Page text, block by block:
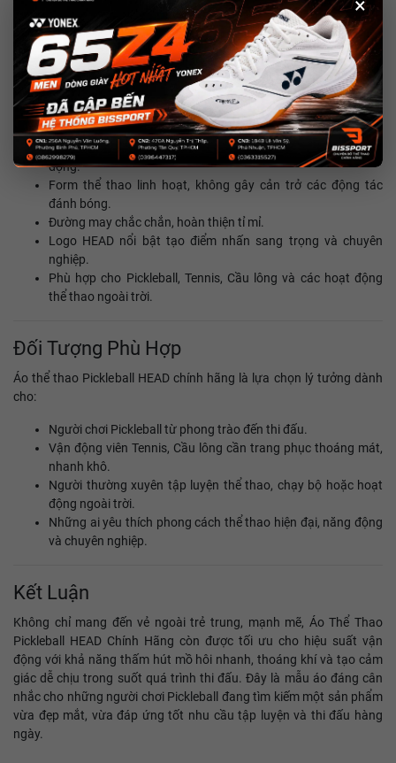
×
hai bên thân giúp tăng cường lưu thông không khí, hạn chế cảm
giác bí nóng khi thi đấu dưới thời tiết nóng bức.
Tính Năng Nổi Bật
Chất liệu polyester cao cấp nhẹ và bền.
Công nghệ MXM hỗ trợ thấm hút mồ hôi, nhanh khô.
Thiết kế thoáng khí giúp duy trì cảm giác dễ chịu khi vận
động.
Form thể thao linh hoạt, không gây cản trở các động tác
đánh bóng.
Đường may chắc chắn, hoàn thiện tỉ mỉ.
Logo HEAD nổi bật tạo điểm nhấn sang trọng và chuyên
nghiệp.
Phù hợp cho Pickleball, Tennis, Cầu lông và các hoạt động
thể thao ngoài trời.
Đối Tượng Phù Hợp
Áo thể thao Pickleball HEAD chính hãng là lựa chọn lý tưởng dành
cho:
Người chơi Pickleball từ phong trào đến thi đấu.
Vận động viên Tennis, Cầu lông cần trang phục thoáng mát,
nhanh khô.
Người thường xuyên tập luyện thể thao, chạy bộ hoặc hoạt
động ngoài trời.
Những ai yêu thích phong cách thể thao hiện đại, năng động
và chuyên nghiệp.
Kết Luận
Không chỉ mang đến vẻ ngoài trẻ trung, mạnh mẽ, Áo Thể Thao
Pickleball HEAD Chính Hãng còn được tối ưu cho hiệu suất vận
động với khả năng thấm hút mồ hôi nhanh, thoáng khí và tạo cảm
giác dễ chịu trong suốt quá trình thi đấu. Đây là mẫu áo đáng cân
nhắc cho những người chơi Pickleball đang tìm kiếm một sản phẩm
vừa đẹp mắt, vừa đáp ứng tốt nhu cầu tập luyện và thi đấu hàng
ngày.